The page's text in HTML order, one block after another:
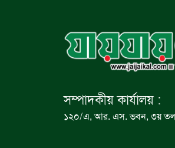
সম্পাদকীয় কার্যালয় :
১২০/এ, আর. এস. ভবন, ৩য়